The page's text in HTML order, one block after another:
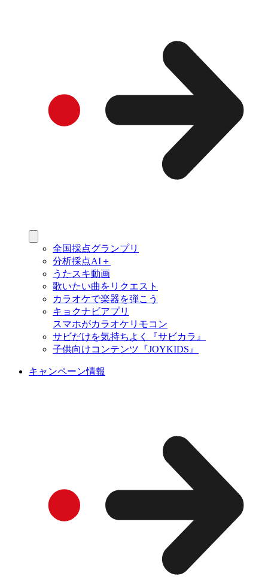
全国採点グランプリ
分析採点AI＋
うたスキ動画
歌いたい曲をリクエスト
カラオケで楽器を弾こう
キョクナビアプリ
スマホがカラオケリモコン
サビだけを気持ちよく『サビカラ』
子供向けコンテンツ『JOYKIDS』
キャンペーン情報